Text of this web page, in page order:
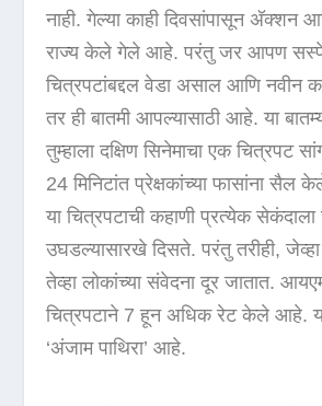
नाही. गेल्या काही दिवसांपासून अ‍ॅक्शन
राज्य केले गेले आहे. परंतु जर आपण
चित्रपटांबद्दल वेडा असाल आणि नवीन
तर ही बातमी आपल्यासाठी आहे. या
तुम्हाला दक्षिण सिनेमाचा एक चित्रपट
24 मिनिटांत प्रेक्षकांच्या फासांना सैल
या चित्रपटाची कहाणी प्रत्येक
उघडल्यासारखे दिसते. परंतु तरीही,
तेव्हा लोकांच्या संवेदना दूर जातात.
चित्रपटाने 7 हून अधिक रेट केले आहे.
‘अंजाम पाथिरा’ आहे.